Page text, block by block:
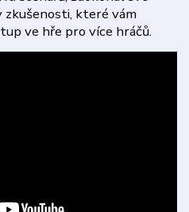
zkušenosti, které vám
ve hře pro více hráčů.